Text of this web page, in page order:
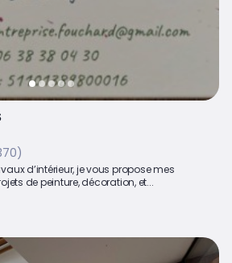
d’intérieur, je vous propose mes
de peinture, décoration, et...